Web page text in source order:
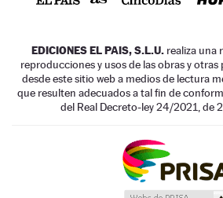
EDICIONES EL PAIS, S.L.U. realiza una
reproducciones y usos de las obras y otras
desde este sitio web a medios de lectura
que resulten adecuados a tal fin de
del Real Decreto-ley 24/2021, de